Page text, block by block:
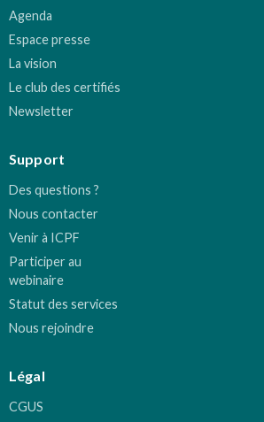
Agenda
Espace presse
La vision
Le club des certifiés
Newsletter
Support
Des questions ?
Nous contacter
Venir à ICPF
Participer au
webinaire
Statut des services
Nous rejoindre
Légal
CGUS